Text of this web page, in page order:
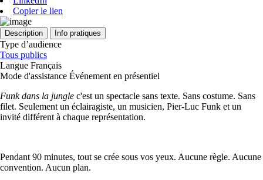
Copier le lien
Description Info pratiques
Type d’audience
Tous publics
Langue Français
Mode d'assistance Événement en présentiel
Funk dans la jungle c'est un spectacle sans texte. Sans costume. Sans
filet. Seulement un éclairagiste, un musicien, Pier-Luc Funk et un
invité différent à chaque représentation.
Pendant 90 minutes, tout se crée sous vos yeux. Aucune règle. Aucune
convention. Aucun plan.